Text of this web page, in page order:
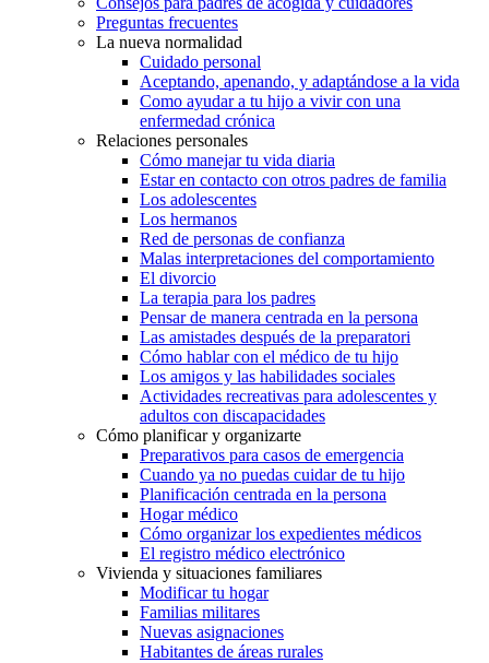
Preguntas frecuentes
La nueva normalidad
Cuidado personal
Aceptando, apenando, y adaptándose a la vida
Como ayudar a tu hijo a vivir con una
enfermedad crónica
Relaciones personales
Cómo manejar tu vida diaria
Estar en contacto con otros padres de familia
Los adolescentes
Los hermanos
Red de personas de confianza
Malas interpretaciones del comportamiento
El divorcio
La terapia para los padres
Pensar de manera centrada en la persona
Las amistades después de la preparatori
Cómo hablar con el médico de tu hijo
Los amigos y las habilidades sociales
Actividades recreativas para adolescentes y
adultos con discapacidades
Cómo planificar y organizarte
Preparativos para casos de emergencia
Cuando ya no puedas cuidar de tu hijo
Planificación centrada en la persona
Hogar médico
Cómo organizar los expedientes médicos
El registro médico electrónico
Vivienda y situaciones familiares
Modificar tu hogar
Familias militares
Nuevas asignaciones
Habitantes de áreas rurales